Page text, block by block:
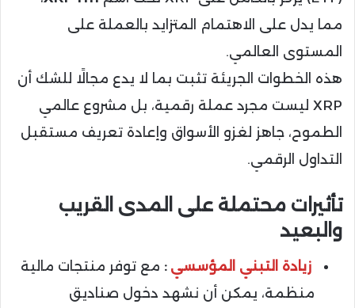
مما يدل على الاهتمام المتزايد بالعملة على
المستوى العالمي.
هذه الخطوات الجريئة تثبت بما لا يدع مجالًا للشك أن
XRP ليست مجرد عملة رقمية، بل مشروع عالمي
الطموح، جاهز لغزو الأسواق وإعادة تعريف مستقبل
التداول الرقمي.
تأثيرات محتملة على المدى القريب
والبعيد
زيادة التبني المؤسسي : مع توفر منتجات مالية
منظمة، يمكن أن نشهد دخول صناديق